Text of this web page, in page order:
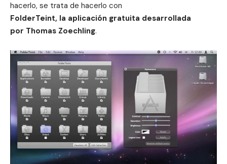
hacerlo, se trata de hacerlo con
FolderTeint, la aplicación gratuita desarrollada
por Thomas Zoechling.